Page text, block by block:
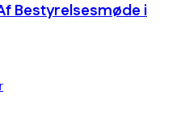
Bestyrelsesmøde i